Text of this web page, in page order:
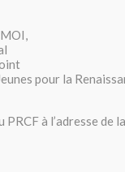
pour la
PRCF à l’adresse de